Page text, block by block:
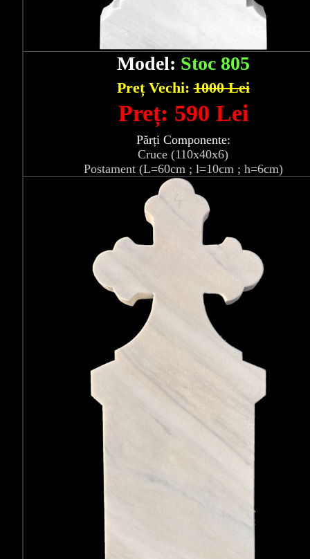
Model: Stoc 805
Preț Vechi:1000 Lei
Preț: 590 Lei
Părți Componente:
Cruce (110x40x6)
Postament (L=60cm ; l=10cm ; h=6cm)